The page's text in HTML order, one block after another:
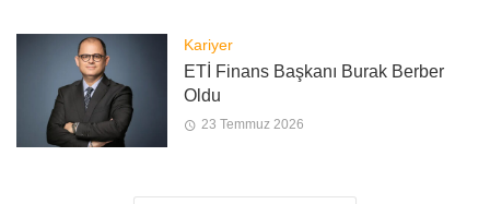
Kariyer
ETİ Finans Başkanı Burak Berber
Oldu
23 Temmuz 2026